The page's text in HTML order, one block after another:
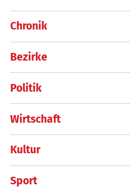
Chronik
Bezirke
Politik
Wirtschaft
Kultur
Sport